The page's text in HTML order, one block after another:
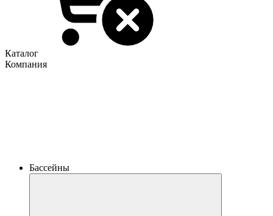
Каталог
Компания
Бассейны